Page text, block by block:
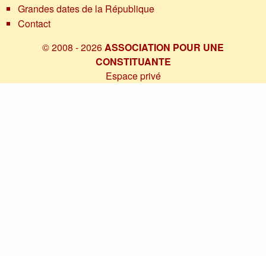
Grandes dates de la République
Contact
© 2008 - 2026ASSOCIATION POUR UNE
CONSTITUANTE
Espace privé